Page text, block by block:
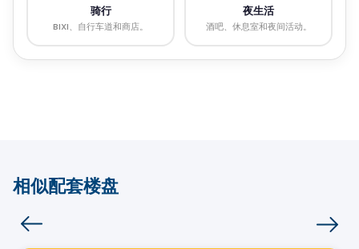
骑行
BIXI、自行车道和商店。
夜生活
酒吧、休息室和夜间活动。
相似配套楼盘
公寓